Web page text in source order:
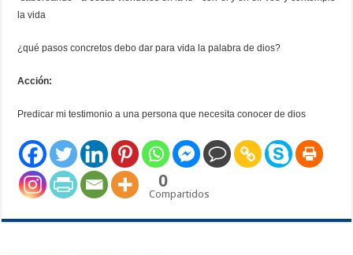
la vida
¿qué pasos concretos debo dar para vida la palabra de dios?
Acción:
Predicar mi testimonio a una persona que necesita conocer de dios
0
Compartidos